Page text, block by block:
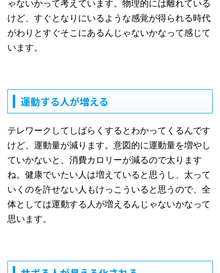
ゃないかって考えています。物理的には離れている
けど、すぐとなりにいるような感覚が得られる時代
がわりとすぐそこにあるんじゃないかなって感じて
います。
運動する人が増える
テレワークしてしばらくするとわかってくるんです
けど、運動量が減ります。意図的に運動量を増やし
ていかないと、消費カロリーが減るので太ります
ね。健康でいたい人は増えていると思うし、太って
いくのを許せない人もけっこういると思うので、全
体としては運動する人が増えるんじゃないかなって
思います。